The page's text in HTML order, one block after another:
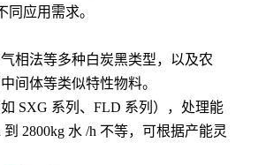
同应用需求。
相法等多种白炭黑类型，以及农
间体等类似特性物料。
SXG 系列、FLD 系列），处理能
到 2800kg 水 /h 不等，可根据产能灵